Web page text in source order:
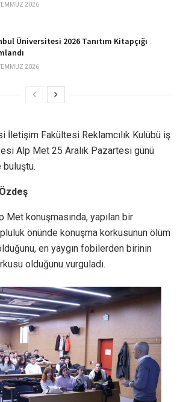
2026
Üniversitesi 2026 Tanıtım Kitapçığı
2026
İletişim Fakültesi Reklamcılık Kulübü iş
Alp Met 25 Aralık Pazartesi günü
Met konuşmasında, yapılan bir
önünde konuşma korkusunun ölüm
en yaygın fobilerden birinin
olduğunu vurguladı.